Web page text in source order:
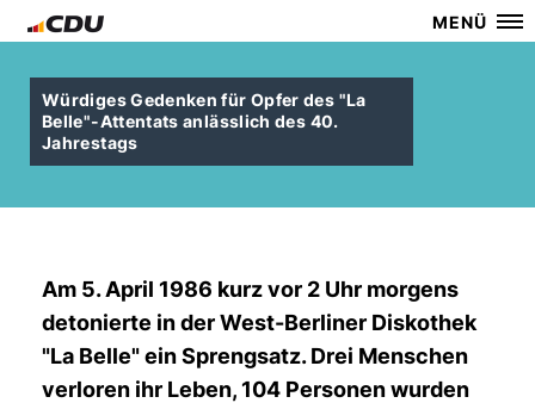
MENÜ
Würdiges Gedenken für Opfer des "La
Belle"-Attentats anlässlich des 40.
Jahrestags
Am 5. April 1986 kurz vor 2 Uhr morgens
detonierte in der West-Berliner Diskothek
"La Belle" ein Sprengsatz. Drei Menschen
verloren ihr Leben, 104 Personen wurden